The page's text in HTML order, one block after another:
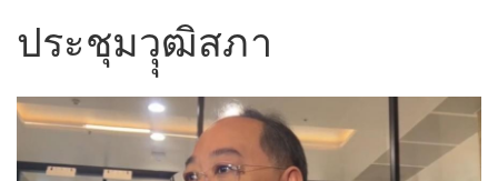
ประชุมวุุฒิสภา